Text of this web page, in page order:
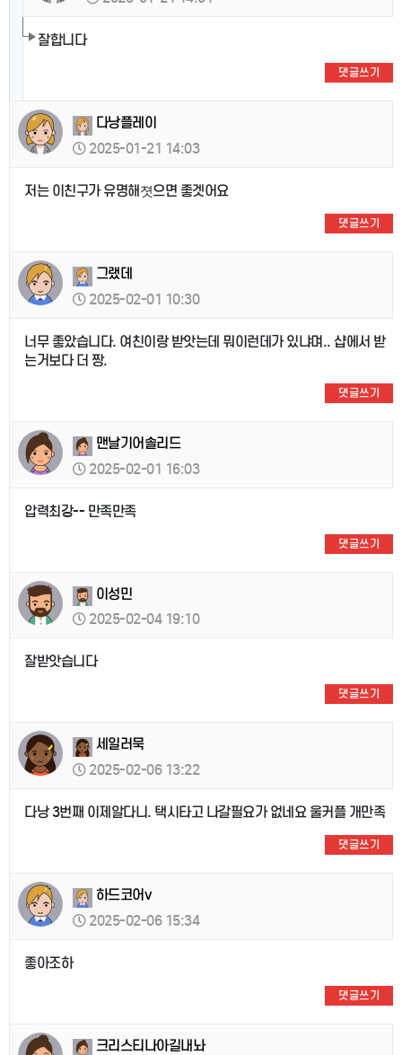
잘합니다
댓글쓰기
다낭플레이
2025-01-21 14:03
저는 이친구가 유명해졋으면 좋겟어요
댓글쓰기
그랬데
2025-02-01 10:30
너무 좋았습니다. 여친이랑 받앗는데 뭐이런데가 있냐며.. 샵에서 받
는거보다 더 짱.
댓글쓰기
맨날기어솔리드
2025-02-01 16:03
압력최강-- 만족만족
댓글쓰기
이성민
2025-02-04 19:10
잘받앗습니다
댓글쓰기
세일러묵
2025-02-06 13:22
다낭 3번째 이제알다니. 택시타고 나갈필요가 없네요 울커플 개만족
댓글쓰기
하드코어v
2025-02-06 15:34
좋아조하
댓글쓰기
크리스티나아길내놔